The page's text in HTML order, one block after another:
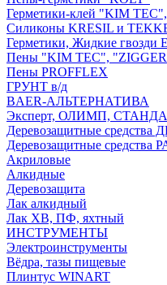
Герметики-клей "KIM
Силиконы KRESIL и
Герметики, Жидкие гвозди
Пены "KIM TEС",
Пены PROFFLEX
ГРУНТ в/д
BAER-АЛЬТЕРНАТИВА
Эксперт, ОЛИМП,
Деревозащитные средства
Деревозащитные средства
Акриловые
Алкидные
Деревозащита
Лак алкидный
Лак ХВ, ПФ, яхтный
ИНСТРУМЕНТЫ
Электроинструменты
Вёдра, тазы пищевые
Плинтус WINART